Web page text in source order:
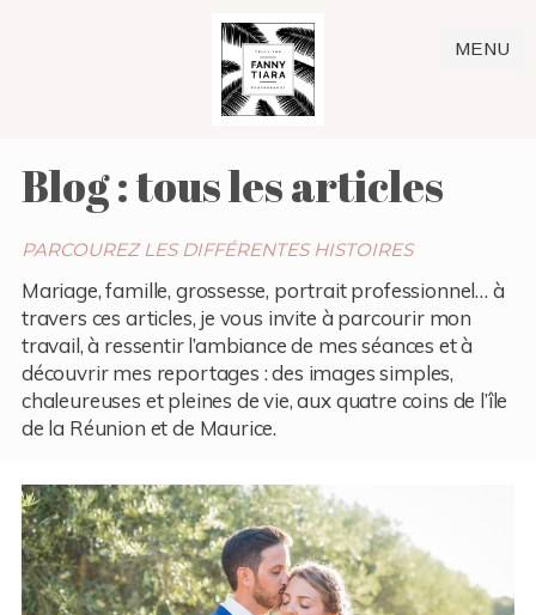
MENU
Blog : tous les articles
PARCOUREZ LES DIFFÉRENTES HISTOIRES
Mariage, famille, grossesse, portrait professionnel… à
travers ces articles, je vous invite à parcourir mon
travail, à ressentir l’ambiance de mes séances et à
découvrir mes reportages : des images simples,
chaleureuses et pleines de vie, aux quatre coins de l’île
de la Réunion et de Maurice.